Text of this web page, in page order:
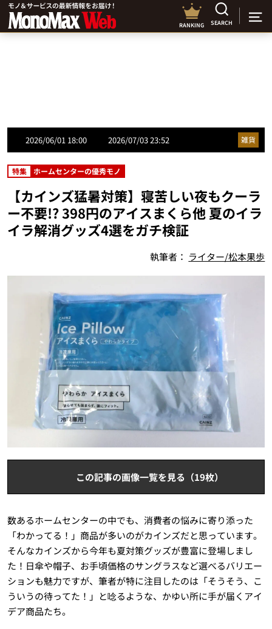
RANKING SEARCH
2026/06/01 18:00 2026/07/03 23:52 雑貨
特集 ホームセンターの優秀モノ
【カインズ猛暑対策】寝苦しい夜もクーラ
ー不要!? 398円のアイスまくら他 夏のイラ
イラ解消グッズ4選をガチ検証
執筆者： ライター/松本果歩
この記事の画像一覧を見る（19枚）
数あるホームセンターの中でも、消費者の悩みに寄り添った
「わかってる！」商品が多いのがカインズだと思っています。
そんなカインズから今年も夏対策グッズが豊富に登場しまし
た！日傘や帽子、お手頃価格のサングラスなど選べるバリエー
ションも魅力ですが、筆者が特に注目したのは「そうそう、こ
ういうの待ってた！」と唸るような、かゆい所に手が届くアイ
デア商品たち。